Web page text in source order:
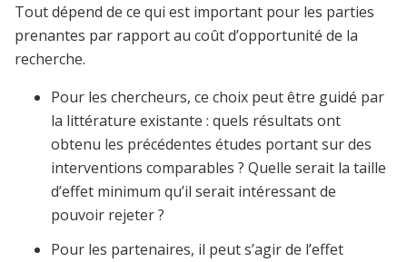
Tout dépend de ce qui est important pour les parties
prenantes par rapport au coût d’opportunité de la
recherche.
Pour les chercheurs, ce choix peut être guidé par
la littérature existante : quels résultats ont
obtenu les précédentes études portant sur des
interventions comparables ? Quelle serait la taille
d’effet minimum qu’il serait intéressant de
pouvoir rejeter ?
Pour les partenaires, il peut s’agir de l’effet